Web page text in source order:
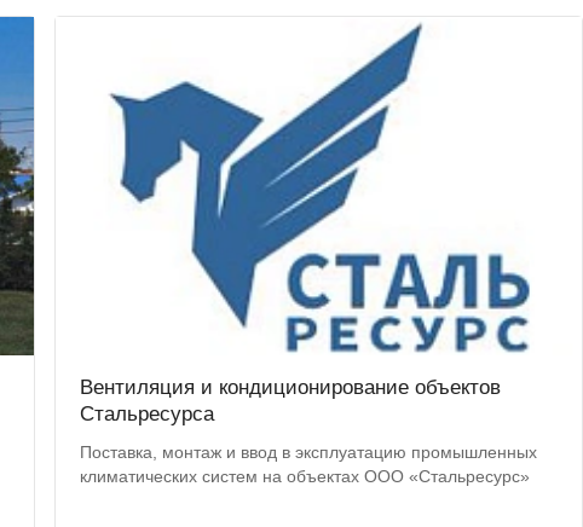
Вентиляция и кондиционирование объектов
Стальресурса
Поставка, монтаж и ввод в эксплуатацию промышленных
климатических систем на объектах ООО «Стальресурс»